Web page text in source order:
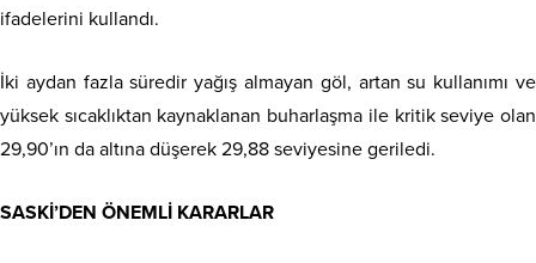
ifadelerini kullandı.
İki aydan fazla süredir yağış almayan göl, artan su kullanımı ve
yüksek sıcaklıktan kaynaklanan buharlaşma ile kritik seviye olan
29,90’ın da altına düşerek 29,88 seviyesine geriledi.
SASKİ’DEN ÖNEMLİ KARARLAR